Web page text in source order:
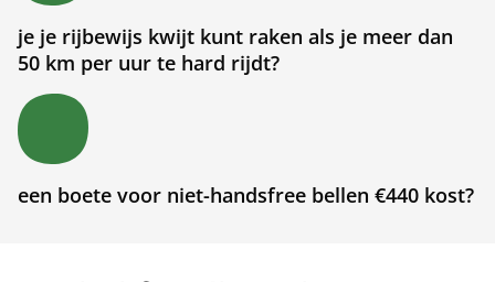
je je rijbewijs kwijt kunt raken als je meer dan
50 km per uur te hard rijdt?
een boete voor niet-handsfree bellen €440 kost?